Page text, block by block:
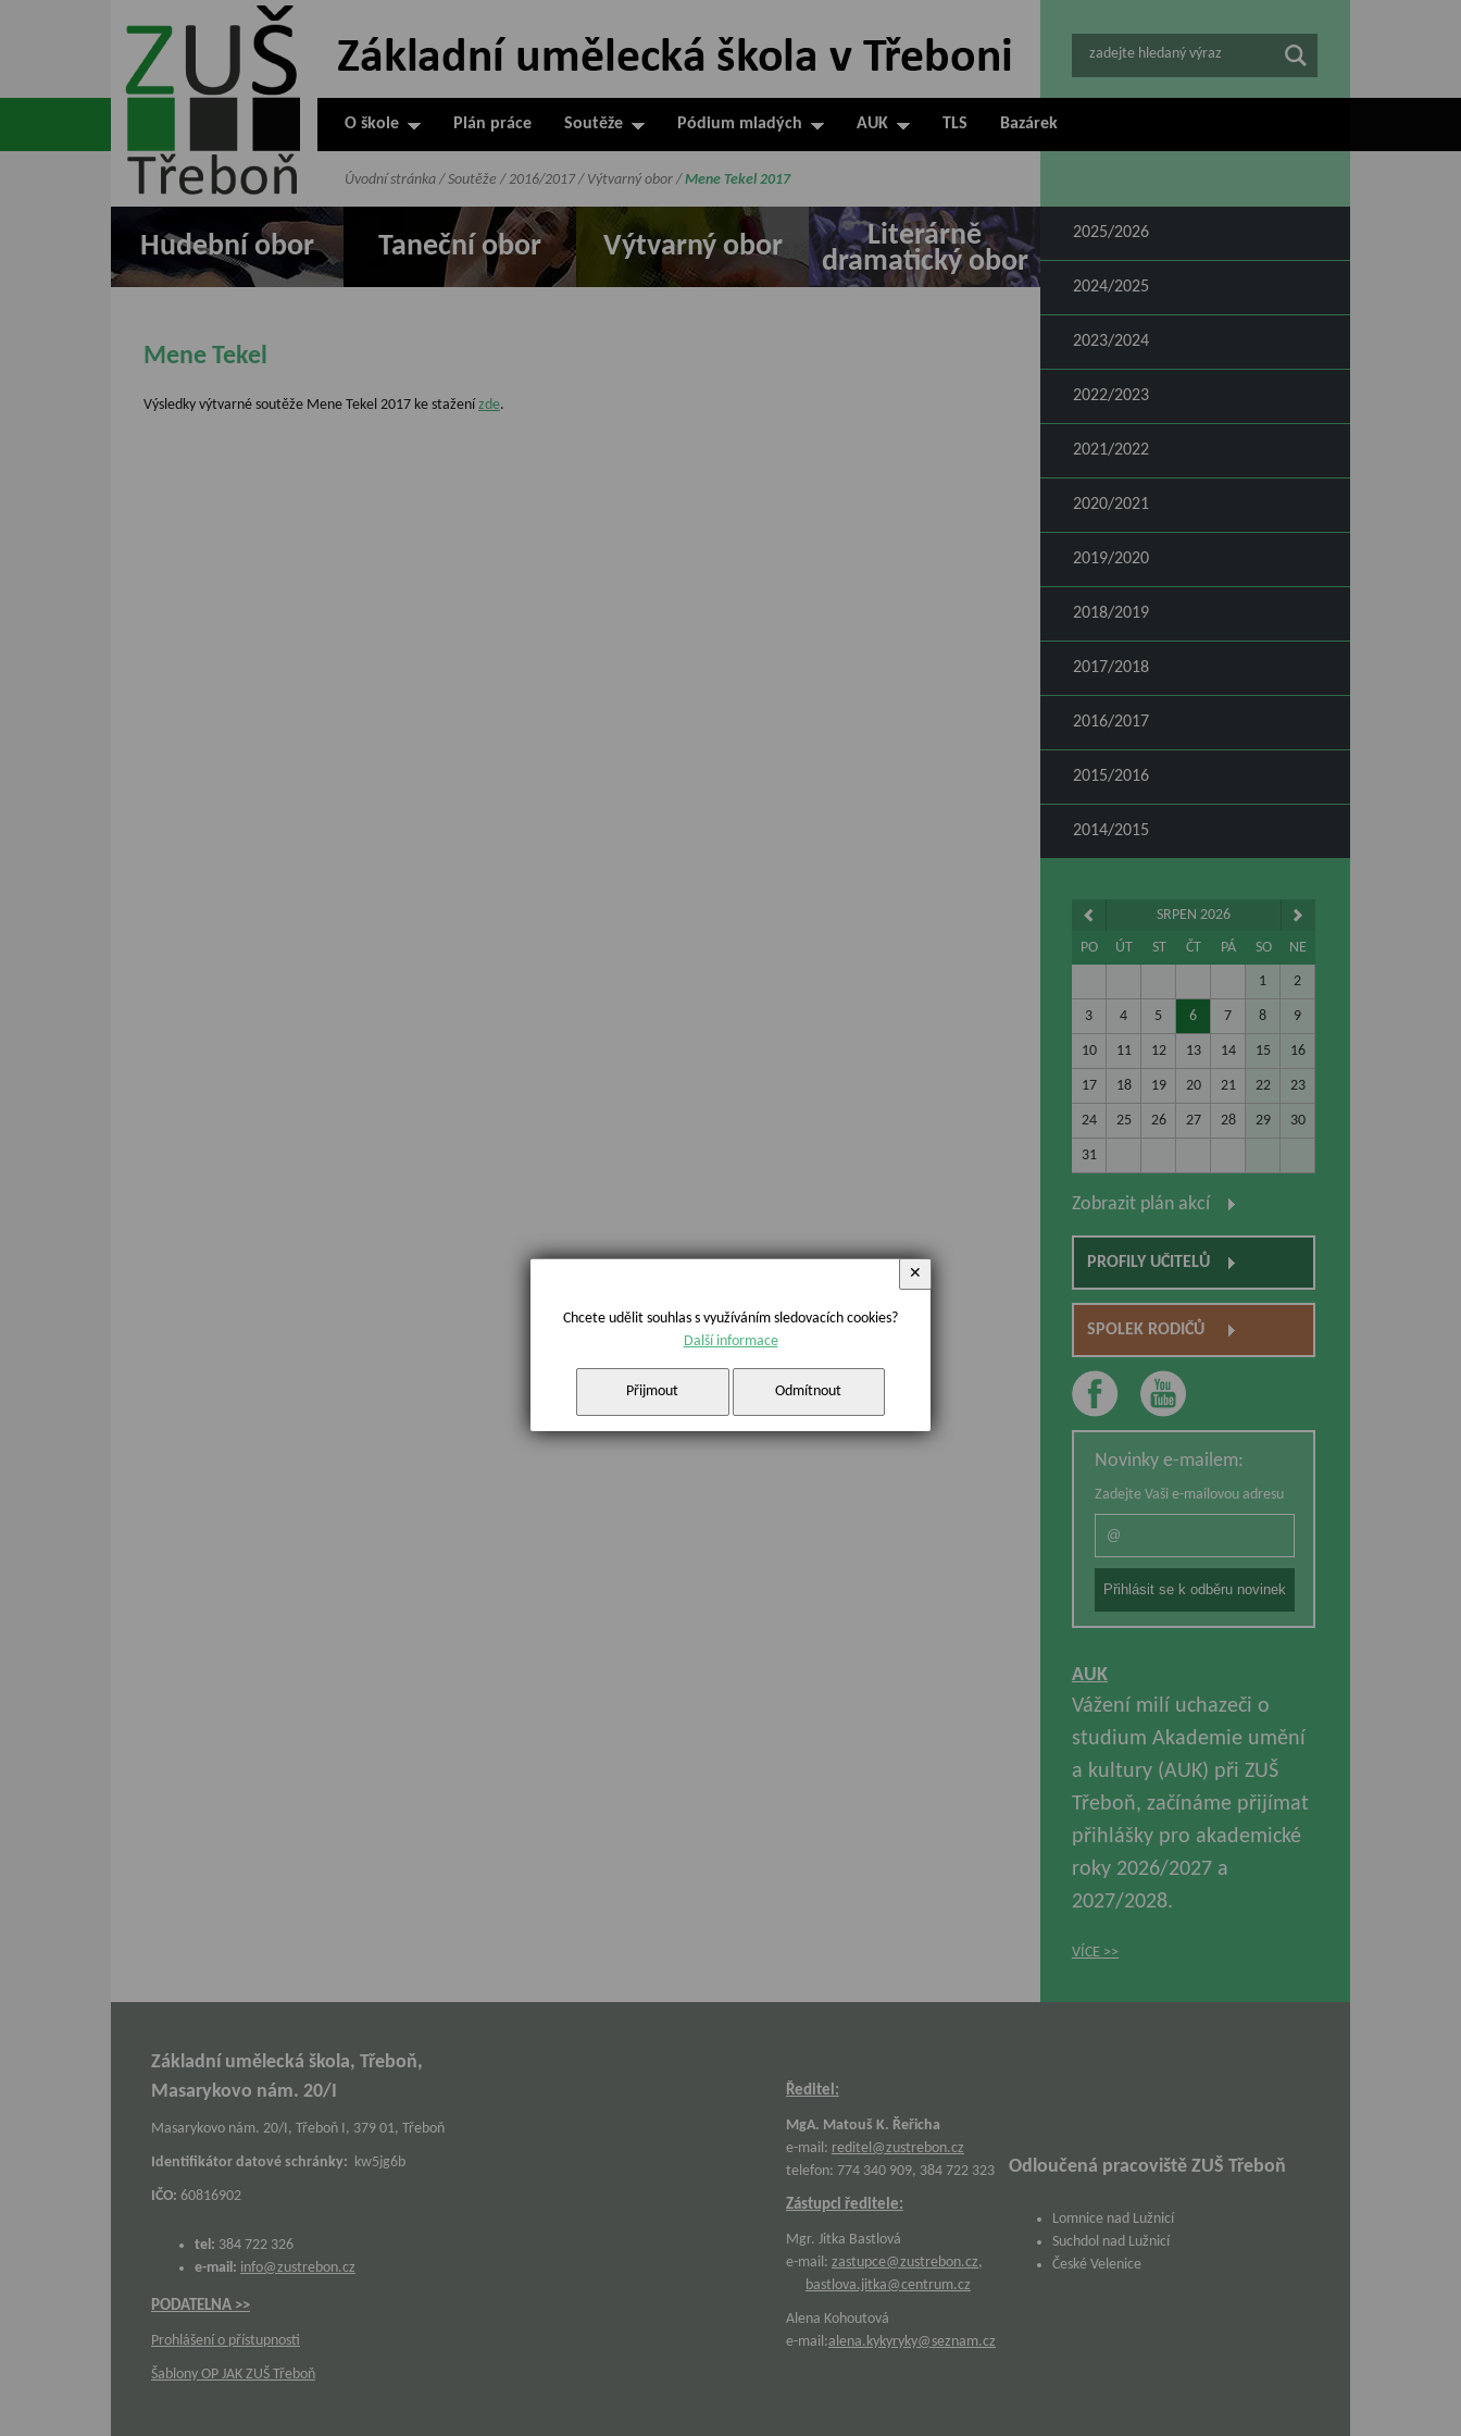
ZUŠ Třeboň -
Základní
umělecká škola
zadejte hledaný výraz
O škole Plán práce Soutěže Pódium mladých AUK TLS Bazárek
Hudební obor Taneční obor Výtvarný obor
Literárně
dramatický obor
Úvodní stránka / Soutěže / 2016/2017/ Výtvarný obor / Mene Tekel 2017
Mene Tekel
Výsledky výtvarné soutěže Mene Tekel 2017 ke stažení zde.
2025/2026
2024/2025
2023/2024
2022/2023
2021/2022
2020/2021
2019/2020
2018/2019
2017/2018
2016/2017
2015/2016
2014/2015
SRPEN 2026
PO
ÚT ST ČT PÁ SO NE
1 2
3 4 5 6 7 8 9
10 11 12 13 14 15 16
17 18 19 20 21 22 23
24 25 26 27 28 29 30
31
Zobrazit plán akcí
PROFILY UČITELŮ
SPOLEK RODIČŮ
Novinky e-mailem:
Zadejte Vaši e-mailovou adresu
AUK
Vážení milí uchazeči o
studium Akademie umění
a kultury (AUK) při ZUŠ
Třeboň, začínáme přijímat
přihlášky pro akademické
roky 2026/2027 a
2027/2028.
VÍCE
Základní umělecká škola, Třeboň,
Masarykovo nám. 20/I
Masarykovo nám. 20/I, Třeboň I, 379 01, Třeboň
Identifikátor datové schránky: kw5jg6b
IČO: 60816902
tel: 384 722 326
e-mail: info@zustrebon.cz
PODATELNA >>
Prohlášení o přístupnosti
Šablony OP JAK ZUŠ Třeboň
Ředitel:
MgA. Matouš K. Řeřicha
e-mail: reditel@zustrebon.cz
telefon: 774 340 909, 384 722 323
Zástupci ředitele:
Mgr. Jitka Bastlová
e-mail: zastupce@zustrebon.cz,
bastlova.jitka@centrum.cz
Alena Kohoutová
e-mail:alena.kykyryky@seznam.cz
Odloučená pracoviště ZUŠ Třeboň
Lomnice nad Lužnicí
Suchdol nad Lužnicí
České Velenice
Chcete udělit souhlas s využíváním sledovacích cookies?
Další informace
Přijmout Odmítnout
✕